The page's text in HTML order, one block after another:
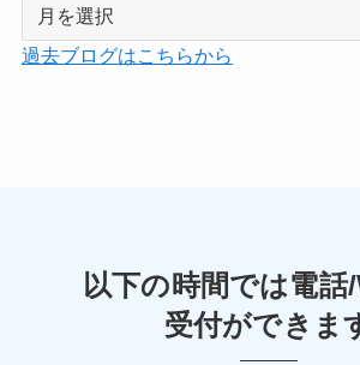
カ
過去ブログはこちらから
以下の時間では電話
受付ができま